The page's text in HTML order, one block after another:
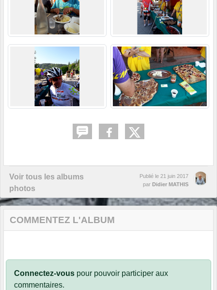
Voir tous les albums
photos
Publié le 21 juin 2017
par Didier MATHIS
COMMENTEZ L'ALBUM
Connectez-vous pour pouvoir participer aux
commentaires.